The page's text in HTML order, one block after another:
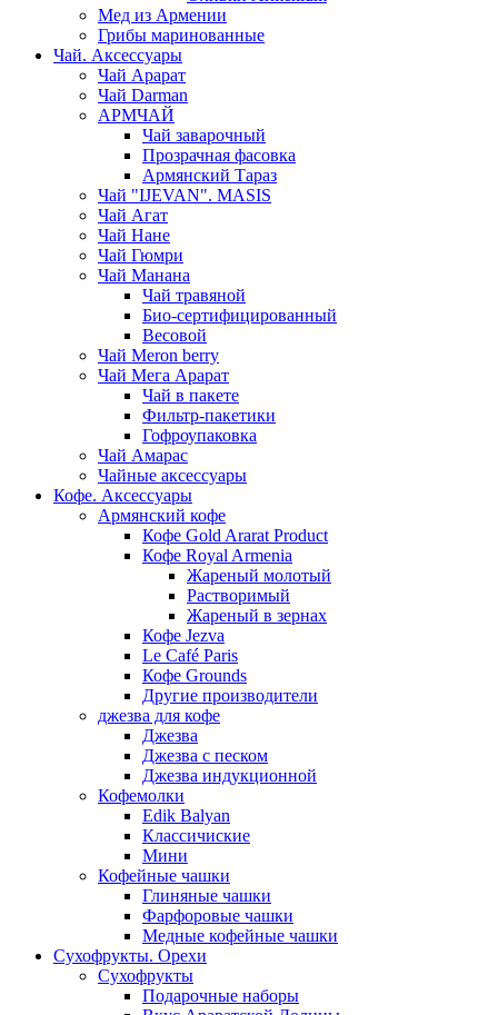
Мед из Армении
Грибы маринованные
Чай. Аксессуары
Чай Арарат
Чай Darman
АРМЧАЙ
Чай заварочный
Прозрачная фасовка
Армянский Тараз
Чай "IJEVAN". MASIS
Чай Агат
Чай Нане
Чай Гюмри
Чай Манана
Чай травяной
Био-сертифицированный
Весовой
Чай Meron berry
Чай Мега Арарат
Чай в пакете
Фильтр-пакетики
Гофроупаковка
Чай Амарас
Чайные аксессуары
Кофе. Аксессуары
Армянский кофе
Кофе Gold Ararat Product
Кофе Royal Armenia
Жареный молотый
Растворимый
Жареный в зернах
Кофе Jezva
Le Café Paris
Кофе Grounds
Другие производители
джезва для кофе
Джезва
Джезва с песком
Джезва индукционной
Кофемолки
Edik Balyan
Классичиские
Мини
Кофейные чашки
Глиняные чашки
Фарфоровые чашки
Медные кофейные чашки
Сухофрукты. Орехи
Сухофрукты
Подарочные наборы